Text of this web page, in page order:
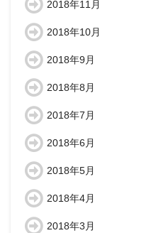
2018年11月
2018年10月
2018年9月
2018年8月
2018年7月
2018年6月
2018年5月
2018年4月
2018年3月